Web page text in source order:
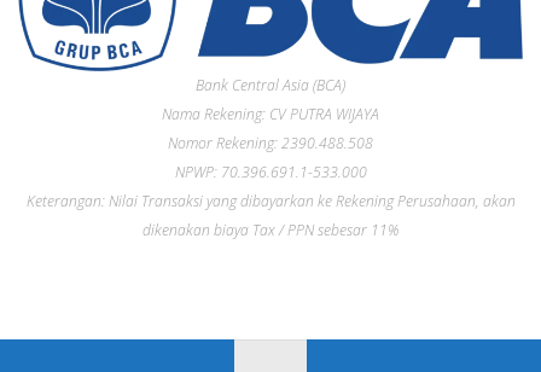
Bank Central Asia (BCA)
Nama Rekening: CV PUTRA WIJAYA
Nomor Rekening: 2390.488.508
NPWP: 70.396.691.1-533.000
Keterangan: Nilai Transaksi yang dibayarkan ke Rekening Perusahaan, akan
dikenakan biaya Tax / PPN sebesar 11%